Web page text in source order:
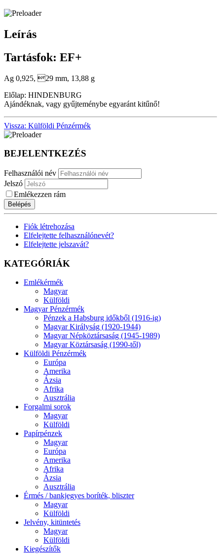
Leírás
Tartásfok: EF+
Ag 0,925, 29 mm, 13,88 g
Előlap: HINDENBURG
Ajándéknak, vagy gyűjteménybe egyaránt kitűnő!
Vissza: Külföldi Pénzérmék
BEJELENTKEZÉS
Felhasználói név
Jelszó
Emlékezzen rám
Belépés
Fiók létrehozása
Elfelejtette felhasználónevét?
Elfelejtette jelszavát?
KATEGÓRIÁK
Emlékérmék
Magyar
Külföldi
Magyar Pénzérmék
Pénzek a Habsburg időkből (1916-ig)
Magyar Királyság (1920-1944)
Magyar Népköztársaság (1945-1989)
Magyar Köztársaság (1990-től)
Külföldi Pénzérmék
Európa
Amerika
Ázsia
Afrika
Ausztrália
Forgalmi sorok
Magyar
Külföldi
Papírpénzek
Magyar
Európa
Amerika
Afrika
Ázsia
Ausztrália
Érmés / bankjegyes boríték, bliszter
Magyar
Külföldi
Jelvény, kitüntetés
Magyar
Külföldi
Kiegészítők